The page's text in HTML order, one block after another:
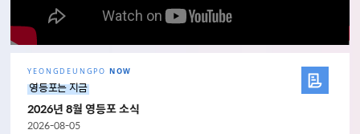
YEONGDEUNGPO NOW
영등포는 지금
2026년 8월 영등포 소식
2026-08-05